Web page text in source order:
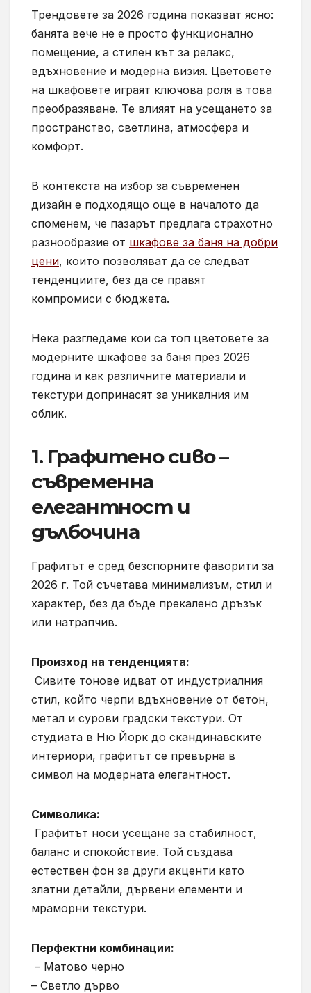
Трендовете за 2026 година показват ясно:
банята вече не е просто функционално
помещение, а стилен кът за релакс,
вдъхновение и модерна визия. Цветовете
на шкафовете играят ключова роля в това
преобразяване. Те влияят на усещането за
пространство, светлина, атмосфера и
комфорт.
В контекста на избор за съвременен
дизайн е подходящо още в началото да
споменем, че пазарът предлага страхотно
разнообразие от шкафове за баня на добри
цени, които позволяват да се следват
тенденциите, без да се правят
компромиси с бюджета.
Нека разгледаме кои са топ цветовете за
модерните шкафове за баня през 2026
година и как различните материали и
текстури допринасят за уникалния им
облик.
1. Графитено сиво –
съвременна
елегантност и
дълбочина
Графитът е сред безспорните фаворити за
2026 г. Той съчетава минимализъм, стил и
характер, без да бъде прекалено дръзък
или натрапчив.
Произход на тенденцията:
Сивите тонове идват от индустриалния
стил, който черпи вдъхновение от бетон,
метал и сурови градски текстури. От
студиата в Ню Йорк до скандинавските
интериори, графитът се превърна в
символ на модерната елегантност.
Символика:
Графитът носи усещане за стабилност,
баланс и спокойствие. Той създава
естествен фон за други акценти като
златни детайли, дървени елементи и
мраморни текстури.
Перфектни комбинации:
– Матово черно
– Светло дърво